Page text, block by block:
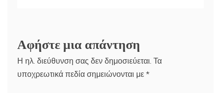
Αφήστε μια απάντηση
Η ηλ. διεύθυνση σας δεν δημοσιεύεται. Τα
υποχρεωτικά πεδία σημειώνονται με *